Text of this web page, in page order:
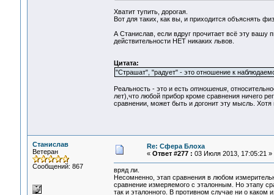
Хватит тупить, дорогая.
Вот для таких, как вы, и приходится объяснять
А Станислав, если вдруг прочитает всё эту вашу
действительности НЕТ никаких львов.
Цитата:
"Страшат", "радует" - это отношение к
Реальность - это и есть отношения,
лет),что любой прибор кроме сравнения ничего
сравнении, может быть и догонит эту мысль. Хотя
Станислав
Ветеран
Сообщений: 867
Re: Сфера Блоха
« Ответ #277 : 03 Июля 2013, 17:05:21 »
вряд ли.
Несомненно, этап сравнения в любом
сравнение измеряемого с эталонным. Но этапу
так и эталонного. В противном случае ни о каком